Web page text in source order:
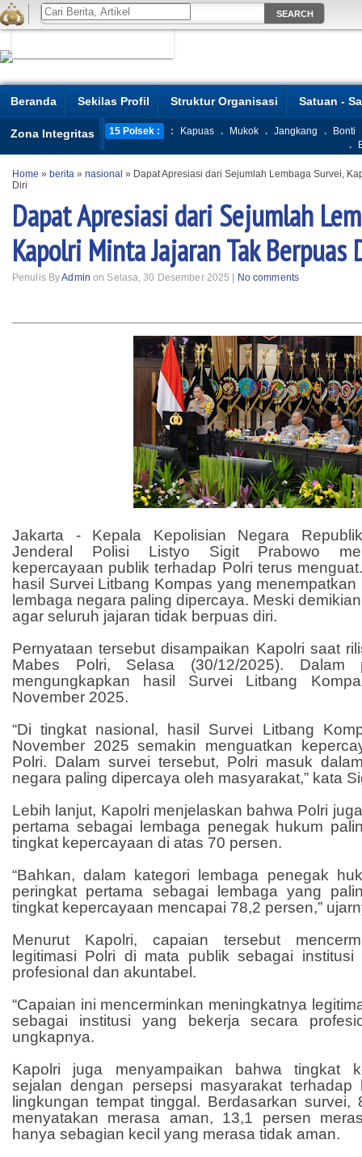
Beranda Sekilas Profil Struktur Organisasi Satuan -
Zona Integritas 15 Polsek : : Kapuas . Mukok . Jangkang .
Bonti
.
Home » berita » nasional » Dapat Apresiasi dari Sejumlah Lembaga Survei,
Diri
Dapat Apresiasi dari Sejumlah
Kapolri Minta Jajaran Tak Berpuas
Penulis ByAdmin on Selasa, 30 Desember 2025 | No comments
Jakarta - Kepala Kepolisian Negara
Jenderal Polisi Listyo Sigit Prabowo
kepercayaan publik terhadap Polri terus
hasil Survei Litbang Kompas yang
lembaga negara paling dipercaya. Meski
agar seluruh jajaran tidak berpuas diri.
Pernyataan tersebut disampaikan Kapolri saat
Mabes Polri, Selasa (30/12/2025). Dalam
mengungkapkan hasil Survei Litbang
November 2025.
“Di tingkat nasional, hasil Survei Litbang
November 2025 semakin menguatkan
Polri. Dalam survei tersebut, Polri masuk
negara paling dipercaya oleh masyarakat,” kata
Lebih lanjut, Kapolri menjelaskan bahwa Polri
pertama sebagai lembaga penegak hukum
tingkat kepercayaan di atas 70 persen.
“Bahkan, dalam kategori lembaga penegak
peringkat pertama sebagai lembaga yang
tingkat kepercayaan mencapai 78,2 persen,”
Menurut Kapolri, capaian tersebut
legitimasi Polri di mata publik sebagai
profesional dan akuntabel.
“Capaian ini mencerminkan meningkatnya
sebagai institusi yang bekerja secara
ungkapnya.
Kapolri juga menyampaikan bahwa tingkat
sejalan dengan persepsi masyarakat
lingkungan tempat tinggal. Berdasarkan survei,
menyatakan merasa aman, 13,1 persen
hanya sebagian kecil yang merasa tidak aman.